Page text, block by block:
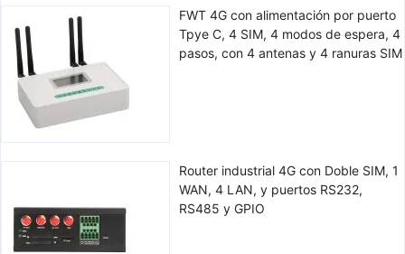
FWT 4G con alimentación por puerto
Tpye C, 4 SIM, 4 modos de espera, 4
pasos, con 4 antenas y 4 ranuras SIM
Router industrial 4G con Doble SIM, 1
WAN, 4 LAN, y puertos RS232,
RS485 y GPIO